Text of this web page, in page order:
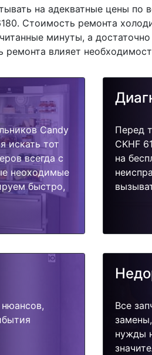
на адекватные цены по
Стоимость ремонта
минуты, а
влияет
Candy
искать тот
всегда с
неоходимые
быстро,
Перед
CKHF
на
Все
нужды